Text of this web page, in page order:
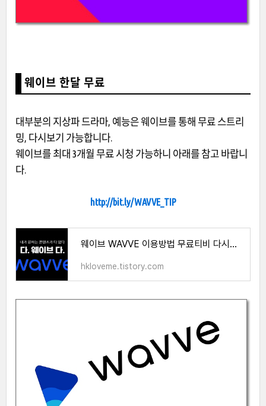
웨이브 한달 무료
대부분의 지상파 드라마, 예능은 웨이브를 통해 무료 스트리
밍, 다시보기 가능합니다.
웨이브를 최대 3개월 무료 시청 가능하니 아래를 참고 바랍니
다.
http://bit.ly/WAVVE_TIP
웨이브 WAVVE 이용방법 무료티비 다시보기 3개월 100원 할인꿀팁
hkloveme.tistory.com